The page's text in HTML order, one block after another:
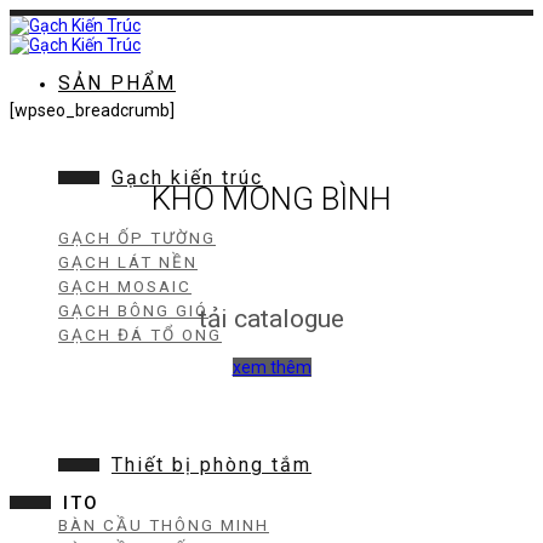
Chuyển
đến
nội
SẢN PHẨM
Gạch kiến trúc
GẠCH ỐP TƯỜNG
GẠCH LÁT NỀN
GẠCH MOSAIC
GẠCH BÔNG GIÓ
GẠCH ĐÁ TỔ ONG
Thiết bị phòng tắm
BÀN CẦU THÔNG MINH
[wpseo_breadcrumb]
KHO MONG BÌNH
tải catalogue
xem thêm
ITO